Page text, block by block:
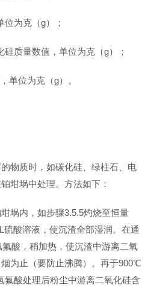
为克（g）；
质量数值，单位为克（g）；
位为克（g）。
物质时，如碳化硅、绿柱石、电
坩埚中处理。方法如下：
埚内，如步骤3.5.5灼烧至恒量
硫酸溶液，使沉渣全部湿润。在通
酸，稍加热，使沉渣中游离二氧
为止（要防止沸腾）。再于900℃
氟酸处理后粉尘中游离二氧化硅含